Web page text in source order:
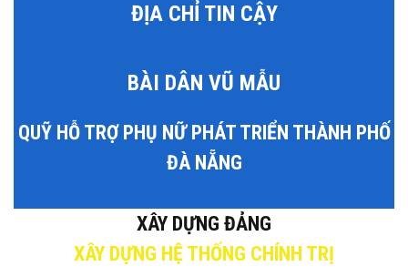
ĐỊA CHỈ TIN CẬY
BÀI DÂN VŨ MẪU
QUỸ HỖ TRỢ PHỤ NỮ PHÁT TRIỂN THÀNH PHỐ
ĐÀ NẴNG
XÂY DỰNG ĐẢNG
XÂY DỰNG HỆ THỐNG CHÍNH TRỊ